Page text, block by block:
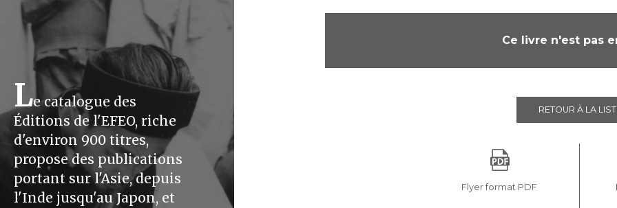
Le catalogue des
Éditions de l'EFEO, riche
d'environ 900 titres,
propose des publications
portant sur l'Asie, depuis
l'Inde jusqu'au Japon, et
Ce livre n'est pas
RETOUR À LA
Flyer format PDF